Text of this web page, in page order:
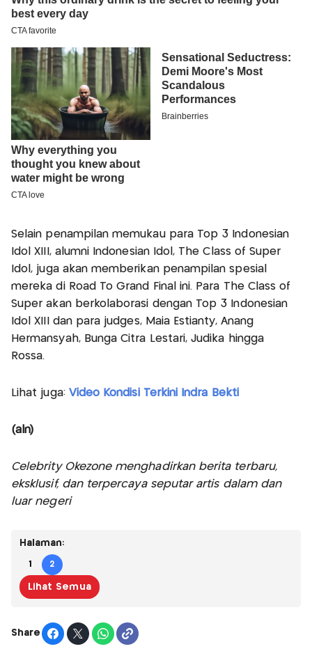
Selain penampilan memukau para Top 3 Indonesian
Idol XIII, alumni Indonesian Idol, The Class of Super
Idol, juga akan memberikan penampilan spesial
mereka di Road To Grand Final ini. Para The Class of
Super akan berkolaborasi dengan Top 3 Indonesian
Idol XIII dan para judges, Maia Estianty, Anang
Hermansyah, Bunga Citra Lestari, Judika hingga
Rossa.
Lihat juga: Video Kondisi Terkini Indra Bekti
(aln)
Celebrity Okezone menghadirkan berita terbaru,
eksklusif, dan terpercaya seputar artis dalam dan
luar negeri
Halaman:
1 2
Lihat Semua
Share